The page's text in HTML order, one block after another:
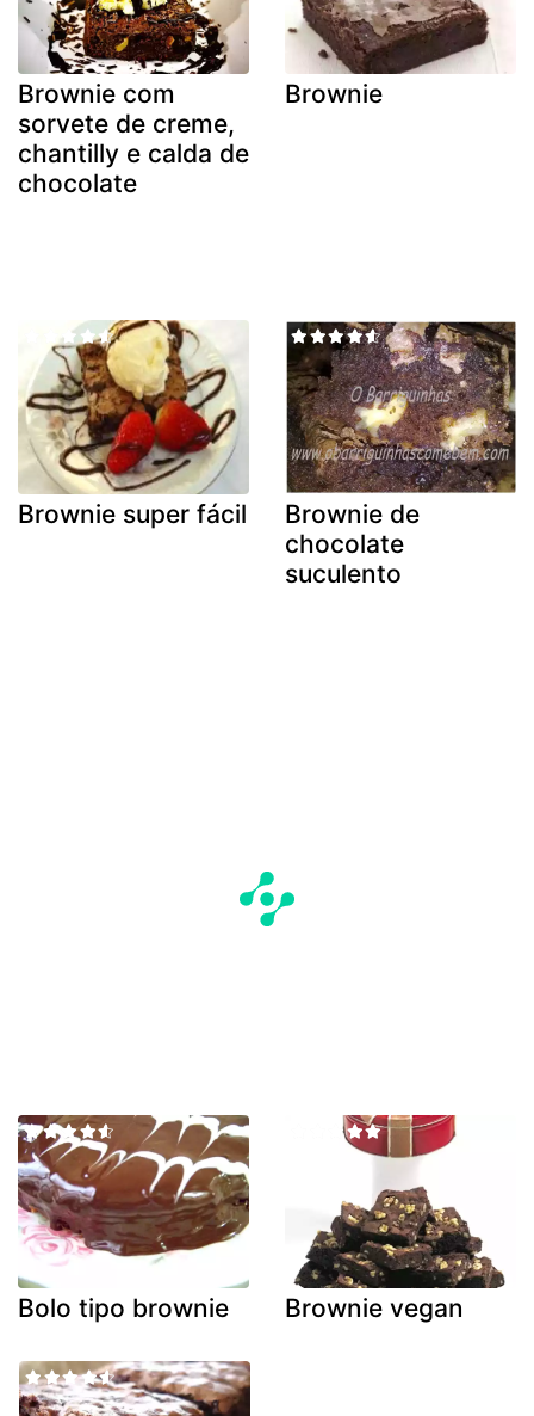
Brownie com
sorvete de creme,
chantilly e calda de
chocolate
Brownie
Brownie super fácil
Brownie de
chocolate
suculento
Bolo tipo brownie Brownie vegan